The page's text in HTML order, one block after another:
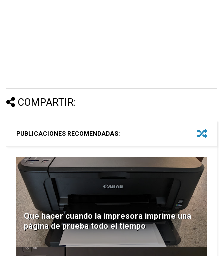
COMPARTIR:
PUBLICACIONES RECOMENDADAS:
Que hacer cuando la impresora imprime una
página de prueba todo el tiempo